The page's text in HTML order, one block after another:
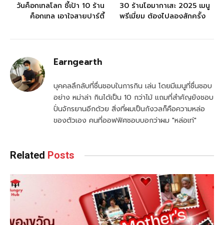
วันค็อกเทลโลก ชี้เป้า 10 ร้าน
ค็อกเทล เอาใจสายปาร์ตี้
30 ร้านโอมากาเสะ 2025 เมนู
พรีเมี่ยม ต้องไปลองสักครั้ง
Earngearth
บุคคลลึกลับที่ชื่นชอบในการกิน เล่น โดยมีเมนูที่ชื่นชอบ
อย่าง หม่าล่า กินได้เป็น 10 กว่าไม้ แถมที่สำคัญยังชอบ
ปั่นจักรยานอีกด้วย สิ่งที่ผมเป็นกังวลก็คือความหล่อ
ของตัวเอง คนที่ออฟฟิศชอบบอกว่าผม "หล่อเท่"
Related Posts